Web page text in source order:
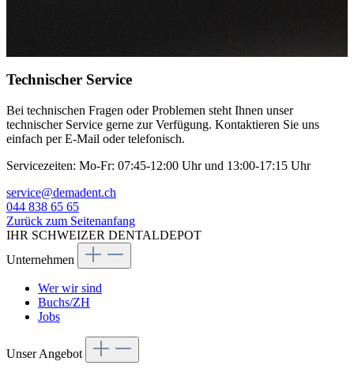
Technischer Service
Bei technischen Fragen oder Problemen steht Ihnen unser
technischer Service gerne zur Verfügung. Kontaktieren Sie uns
einfach per E-Mail oder telefonisch.
Servicezeiten: Mo-Fr: 07:45-12:00 Uhr und 13:00-17:15 Uhr
service@demadent.ch
044 838 65 65
Zurück zum Seitenanfang
IHR SCHWEIZER DENTALDEPOT
Unternehmen
Wer wir sind
Buchs/ZH
Jobs
Unser Angebot